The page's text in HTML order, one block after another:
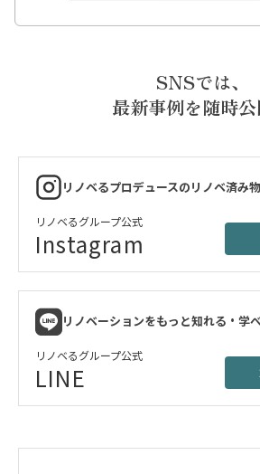
SNSでは、
最新事例を随時
リノベるプロデュースのリノベ済み
リノベるグループ公式
Instagram
リノベーションをもっと知れる・学
リノベるグループ公式
LINE